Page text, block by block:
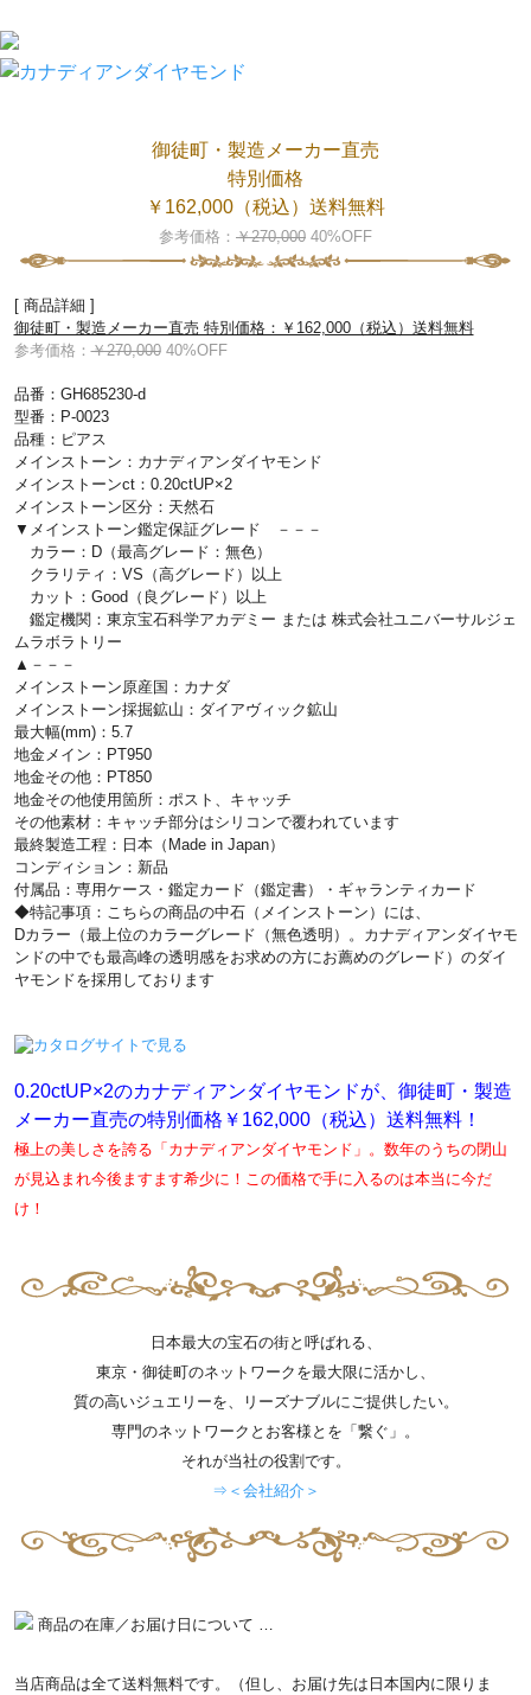
御徒町・製造メーカー直売
特別価格
￥162,000（税込）送料無料
参考価格： ￥270,000 40%OFF
[ 商品詳細 ]
御徒町・製造メーカー直売 特別価格：￥162,000（税込）送料無料
参考価格：￥270,00040%OFF
品番：GH685230-d
型番：P-0023
品種：ピアス
メインストーン：カナディアンダイヤモンド
メインストーンct：0.20ctUP×2
メインストーン区分：天然石
▼メインストーン鑑定保証グレード －－－
カラー：D（最高グレード：無色）
クラリティ：VS（高グレード）以上
カット：Good（良グレード）以上
鑑定機関：東京宝石科学アカデミー または 株式会社ユニバーサルジェ
ムラボラトリー
▲－－－
メインストーン原産国：カナダ
メインストーン採掘鉱山：ダイアヴィック鉱山
最大幅(mm)：5.7
地金メイン：PT950
地金その他：PT850
地金その他使用箇所：ポスト、キャッチ
その他素材：キャッチ部分はシリコンで覆われています
最終製造工程：日本（Made in Japan）
コンディション：新品
付属品：専用ケース・鑑定カード（鑑定書）・ギャランティカード
◆特記事項：こちらの商品の中石（メインストーン）には、
Dカラー（最上位のカラーグレード（無色透明）。カナディアンダイヤモ
ンドの中でも最高峰の透明感をお求めの方にお薦めのグレード）のダイ
ヤモンドを採用しております
0.20ctUP×2のカナディアンダイヤモンドが、御徒町・製造
メーカー直売の特別価格￥162,000（税込）送料無料！
極上の美しさを誇る「カナディアンダイヤモンド」。数年のうちの閉山
が見込まれ今後ますます希少に！この価格で手に入るのは本当に今だ
け！
日本最大の宝石の街と呼ばれる、
東京・御徒町のネットワークを最大限に活かし、
質の高いジュエリーを、リーズナブルにご提供したい。
専門のネットワークとお客様とを「繋ぐ」。
それが当社の役割です。
⇒＜会社紹介＞
商品の在庫／お届け日について …
当店商品は全て送料無料です。（但し、お届け先は日本国内に限りま